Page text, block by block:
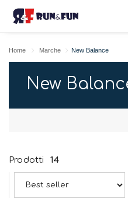
Home Marche New Balance
New
Prodotti 14